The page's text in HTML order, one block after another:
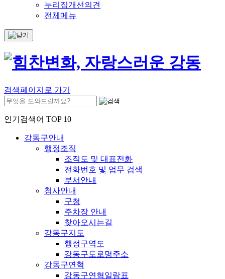
누리집개선의견
전체메뉴
검색페이지로 가기
인기검색어 TOP 10
강동구안내
행정조직
조직도 및 대표전화
전화번호 및 업무 검색
부서안내
청사안내
구청
주차장 안내
찾아오시는길
강동구지도
행정구역도
강동구도로명주소
강동구연혁
강동구연혁일람표